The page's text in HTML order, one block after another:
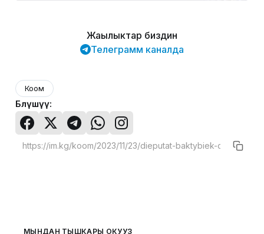
Жаңылыктар биздин
Телеграмм каналда
Коом
Бөлүшүү:
МЫНДАН ТЫШКАРЫ ОКУҢУЗ